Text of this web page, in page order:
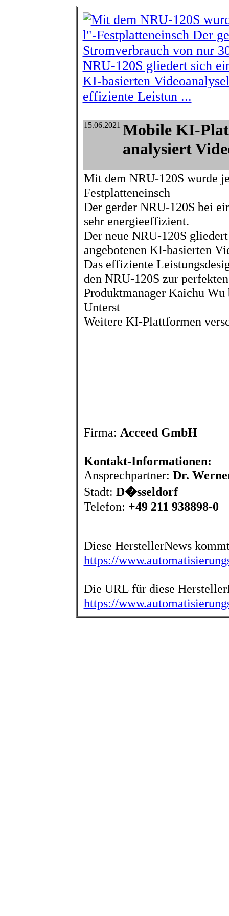
15.06.2021 Mobile KI-
analysiert
Mit dem NRU-120S wurde
Festplatteneinsch
Der gerder NRU-120S bei
sehr energieeffizient.
Der neue NRU-120S
angebotenen KI-basierten
Das effiziente
den NRU-120S zur
Produktmanager Kaichu
Unterst
Weitere KI-Plattformen
Firma: Acceed GmbH
Kontakt-Informationen:
Ansprechpartner: Dr.
Stadt: D�sseldorf
Telefon: +49 211 938898-0
Diese HerstellerNews
https://
Die URL für diese
https://